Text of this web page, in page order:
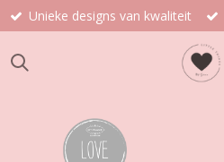
Ga
direct
naar
Unieke designs van kwaliteit